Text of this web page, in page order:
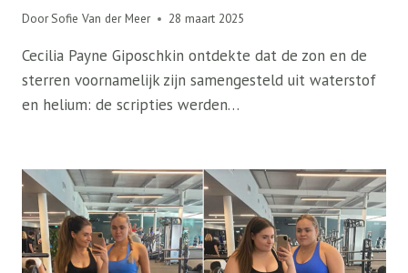
DoorSofie Van der Meer 28 maart 2025
Cecilia Payne Giposchkin ontdekte dat de zon en de
sterren voornamelijk zijn samengesteld uit waterstof
en helium: de scripties werden…